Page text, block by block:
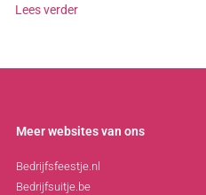
Lees verder
Meer websites van ons
Bedrijfsfeestje.nl
Bedrijfsuitje.be